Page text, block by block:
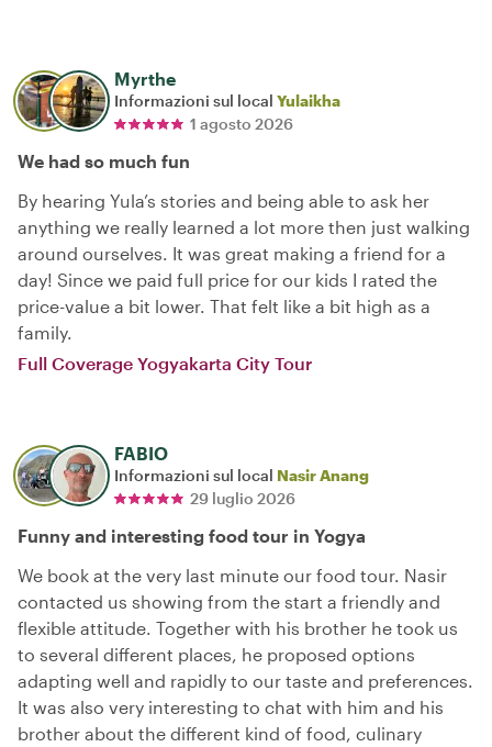
Myrthe
Informazioni sul local Yulaikha
1 agosto 2026
We had so much fun
By hearing Yula’s stories and being able to ask her
anything we really learned a lot more then just walking
around ourselves. It was great making a friend for a
day! Since we paid full price for our kids I rated the
price-value a bit lower. That felt like a bit high as a
family.
Full Coverage Yogyakarta City Tour
FABIO
Informazioni sul local Nasir Anang
29 luglio 2026
Funny and interesting food tour in Yogya
We book at the very last minute our food tour. Nasir
contacted us showing from the start a friendly and
flexible attitude. Together with his brother he took us
to several different places, he proposed options
adapting well and rapidly to our taste and preferences.
It was also very interesting to chat with him and his
brother about the different kind of food, culinary